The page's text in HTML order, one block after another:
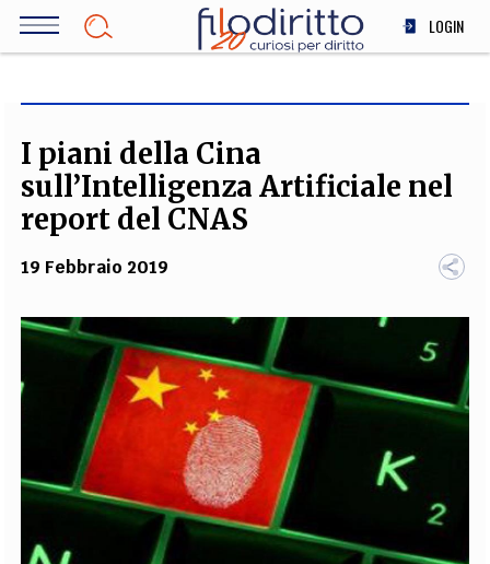
Salta
LOGIN
SOCIETÀ
MEDICINA
SCIENZA
TEAM
FILODIRITTO COMITATO SCIENTIFICO
CURATORI
PARTNER COLLABORA CON NOI
EXTRA
CODICI RUBRICHE PROCEEDINGS PUBBLICITÀ CONTATTI
I piani della Cina
sull’Intelligenza Artificiale nel
report del CNAS
19 Febbraio 2019